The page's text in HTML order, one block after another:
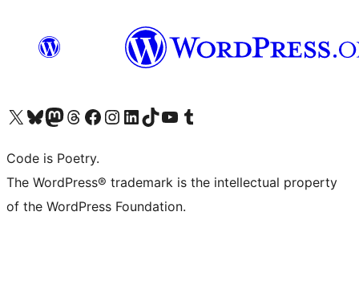
Visita il nostro account X (ex Twitter)
Visita il nostro account Bluesky
Visita il nostro account Mastodon
Visita il nostro account Threads
Visita la nostra pagina Facebook
Visita il nostro account Instagram
Visita il nostro account LinkedIn
Visita il nostro account TikTok
Visita il nostro canale YouTube
Visita il nostro account Tumblr
Code is Poetry.
The WordPress® trademark is the intellectual property
of the WordPress Foundation.